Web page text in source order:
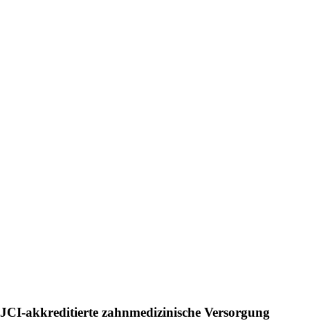
JCI-akkreditierte zahnmedizinische Versorgung